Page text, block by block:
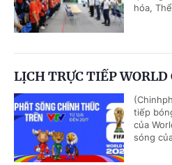
hóa,
LỊCH TRỰC TIẾP WORLD
tiếp
của
sóng